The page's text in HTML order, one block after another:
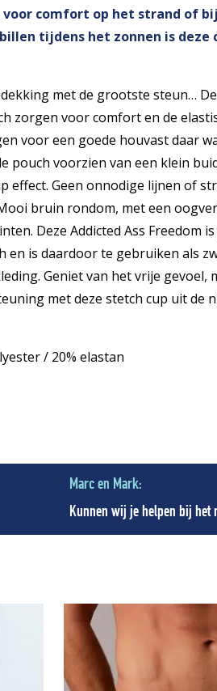
comfort op het strand of
tijdens het zonnen is deze
met de grootste steun…
zorgen voor comfort en de
voor een goede houvast daar
pouch voorzien van een klein
effect. Geen onnodige lijnen of
bruin rondom, met een
Deze Addicted Ass Freedom
en is daardoor te gebruiken als
Geniet van het vrije gevoel,
met deze stetch cup uit de
/ 20% elastan
Marc en Mark:
Kunnen wij je helpen bij het